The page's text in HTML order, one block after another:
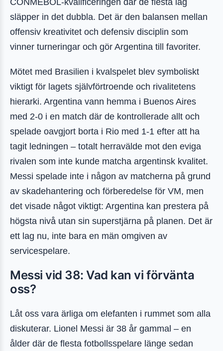
släpper in det dubbla. Det är den balansen mellan
offensiv kreativitet och defensiv disciplin som
vinner turneringar och gör Argentina till favoriter.
Mötet med Brasilien i kvalspelet blev symboliskt
viktigt för lagets självförtroende och rivalitetens
hierarki. Argentina vann hemma i Buenos Aires
med 2-0 i en match där de kontrollerade allt och
spelade oavgjort borta i Rio med 1-1 efter att ha
tagit ledningen – totalt herravälde mot den eviga
rivalen som inte kunde matcha argentinsk kvalitet.
Messi spelade inte i någon av matcherna på grund
av skadehantering och förberedelse för VM, men
det visade något viktigt: Argentina kan prestera på
högsta nivå utan sin superstjärna på planen. Det är
ett lag nu, inte bara en män omgiven av
servicespelare.
Messi vid 38: Vad kan vi förvänta
oss?
Låt oss vara ärliga om elefanten i rummet som alla
diskuterar. Lionel Messi är 38 år gammal – en
ålder där de flesta fotbollsspelare länge sedan